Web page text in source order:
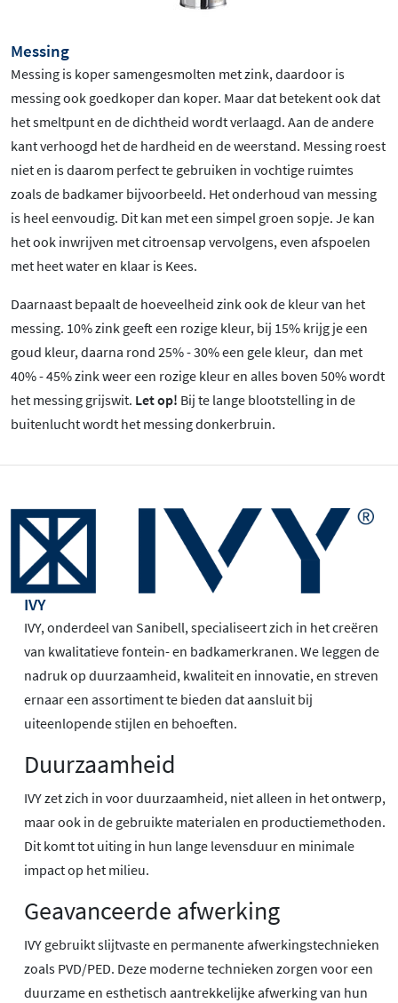
Messing
Messing is koper samengesmolten met zink, daardoor is
messing ook goedkoper dan koper. Maar dat betekent ook dat
het smeltpunt en de dichtheid wordt verlaagd. Aan de andere
kant verhoogd het de hardheid en de weerstand. Messing roest
niet en is daarom perfect te gebruiken in vochtige ruimtes
zoals de badkamer bijvoorbeeld. Het onderhoud van messing
is heel eenvoudig. Dit kan met een simpel groen sopje. Je kan
het ook inwrijven met citroensap vervolgens, even afspoelen
met heet water en klaar is Kees.
Daarnaast bepaalt de hoeveelheid zink ook de kleur van het
messing. 10% zink geeft een rozige kleur, bij 15% krijg je een
goud kleur, daarna rond 25% - 30% een gele kleur, dan met
40% - 45% zink weer een rozige kleur en alles boven 50% wordt
het messing grijswit. Let op! Bij te lange blootstelling in de
buitenlucht wordt het messing donkerbruin.
IVY
IVY, onderdeel van Sanibell, specialiseert zich in het creëren
van kwalitatieve fontein- en badkamerkranen. We leggen de
nadruk op duurzaamheid, kwaliteit en innovatie, en streven
ernaar een assortiment te bieden dat aansluit bij
uiteenlopende stijlen en behoeften.
Duurzaamheid
IVY zet zich in voor duurzaamheid, niet alleen in het ontwerp,
maar ook in de gebruikte materialen en productiemethoden.
Dit komt tot uiting in hun lange levensduur en minimale
impact op het milieu.
Geavanceerde afwerking
IVY gebruikt slijtvaste en permanente afwerkingstechnieken
zoals PVD/PED. Deze moderne technieken zorgen voor een
duurzame en esthetisch aantrekkelijke afwerking van hun